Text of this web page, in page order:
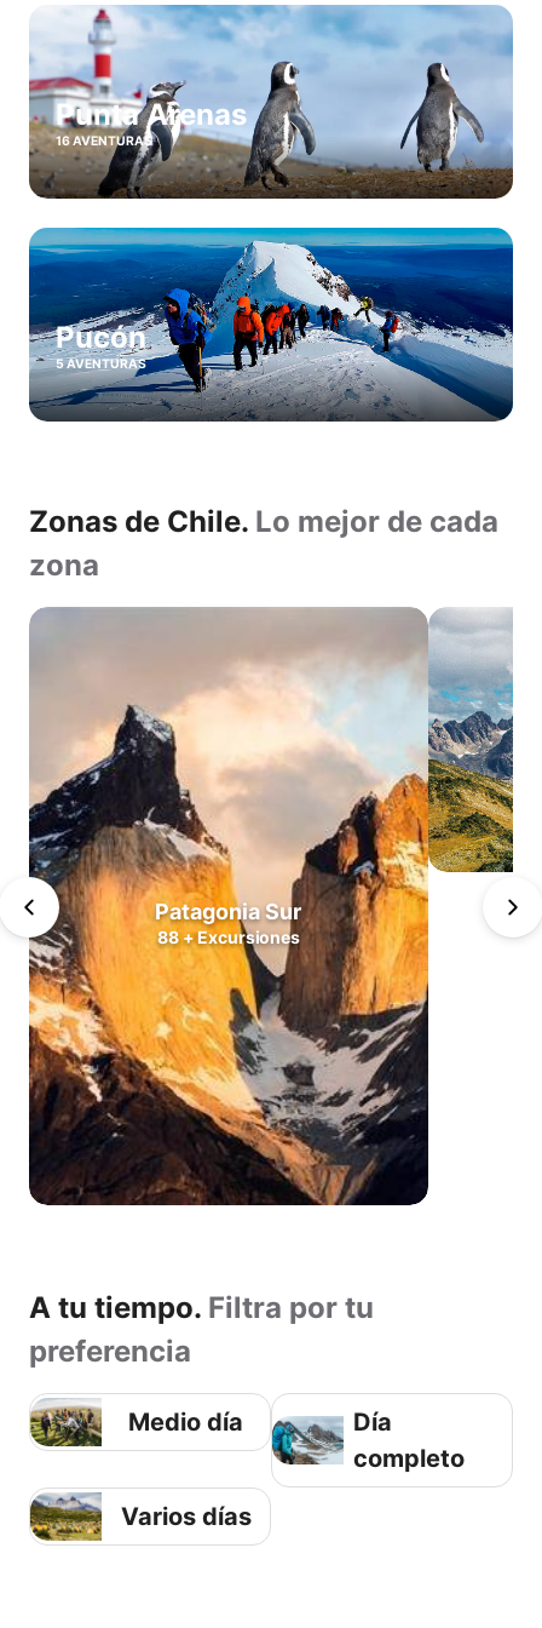
Punta Arenas
16 AVENTURAS
Pucón
5 AVENTURAS
Zonas de Chile. Lo mejor de cada
zona
Norte
Lagos
Patagonia
Norte
Patagonia
Sur
Cabo
de
Hornos
Antártica
Patagonia Sur
88+Excursiones
A tu tiempo. Filtra por tu
preferencia
Medio día
Día
completo
Varios días